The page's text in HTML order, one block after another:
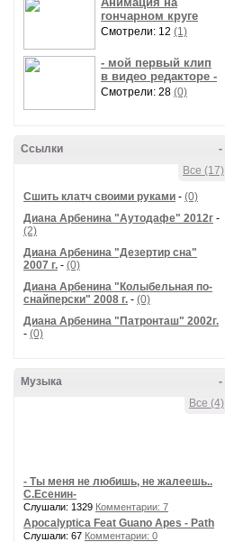
гончарном круге
Смотрели: 12 (1)
- мой первый клип
в видео редакторе -
Смотрели: 28 (0)
-
Ссылки
Все (17)
Сшить клатч своими руками - (0)
Диана Арбенина "Аутодафе" 2012г -
(2)
Диана Арбенина "Дезертир сна"
2007 г. - (0)
Диана Арбенина "Колыбельная по-
снайперски" 2008 г. - (0)
Диана Арбенина "Патронташ" 2002г.
- (0)
-
Музыка
Все (4)
- Ты меня не любишь, не жалеешь..
С.Есенин-
Слушали: 1329 Комментарии: 7
Apocalyptica Feat Guano Apes - Path
Слушали: 67 Комментарии: 0